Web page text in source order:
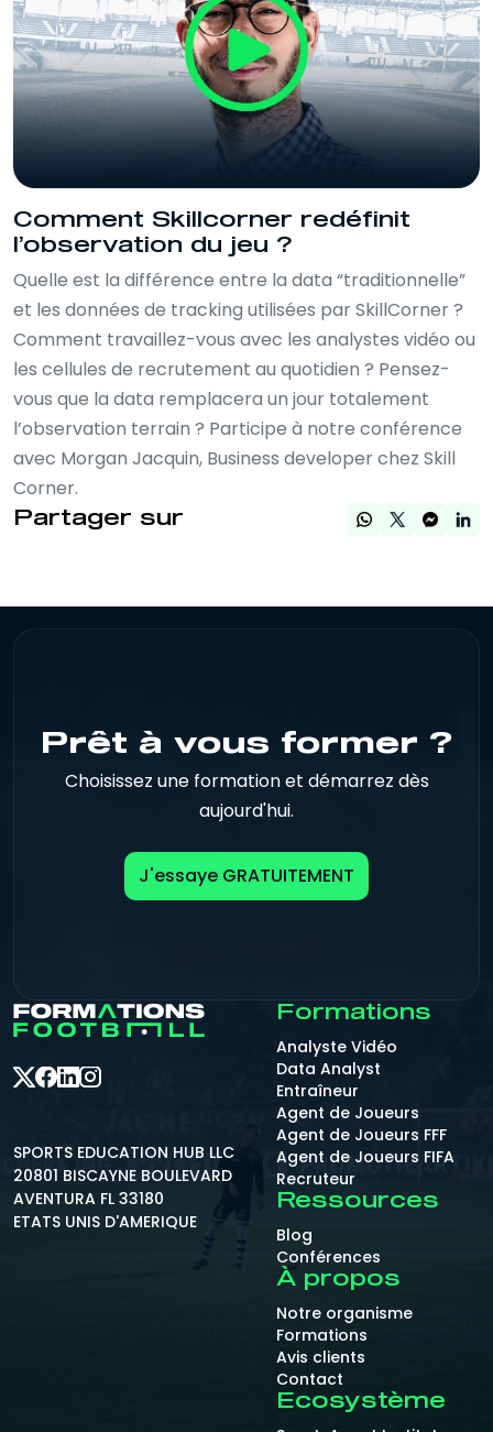
Comment Skillcorner redéfinit
l’observation du jeu ?
Quelle est la différence entre la data “traditionnelle”
et les données de tracking utilisées par SkillCorner ?
Comment travaillez-vous avec les analystes vidéo ou
les cellules de recrutement au quotidien ? Pensez-
vous que la data remplacera un jour totalement
l’observation terrain ? Participe à notre conférence
avec Morgan Jacquin, Business developer chez Skill
Corner.
Partager sur
Prêt à vous former ?
Choisissez une formation et démarrez dès
aujourd'hui.
J'essaye GRATUITEMENT
SPORTS EDUCATION HUB LLC
20801 BISCAYNE BOULEVARD
AVENTURA FL 33180
ETATS UNIS D'AMERIQUE
Formations
Analyste Vidéo
Data Analyst
Entraîneur
Agent de Joueurs
Agent de Joueurs FFF
Agent de Joueurs FIFA
Recruteur
Ressources
Blog
Conférences
À propos
Notre organisme
Formations
Avis clients
Contact
Ecosystème